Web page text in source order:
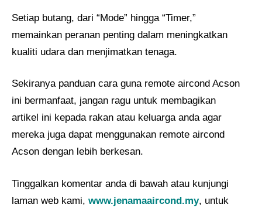
Setiap butang, dari “Mode” hingga “Timer,”
memainkan peranan penting dalam meningkatkan
kualiti udara dan menjimatkan tenaga.
Sekiranya panduan cara guna remote aircond Acson
ini bermanfaat, jangan ragu untuk membagikan
artikel ini kepada rakan atau keluarga anda agar
mereka juga dapat menggunakan remote aircond
Acson dengan lebih berkesan.
Tinggalkan komentar anda di bawah atau kunjungi
laman web kami, www.jenamaaircond.my, untuk